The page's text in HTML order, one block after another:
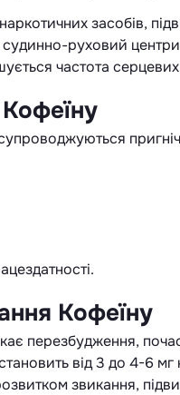
засобів,
руховий
частота
Кофеїну
перезбудження,
від 3 до 4-6 мг
звикання,